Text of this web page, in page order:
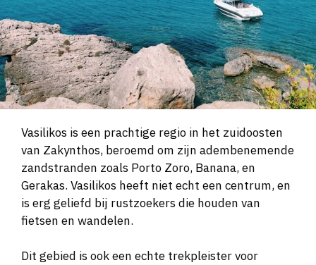
Vasilikos is een prachtige regio in het zuidoosten
van Zakynthos, beroemd om zijn adembenemende
zandstranden zoals Porto Zoro, Banana, en
Gerakas. Vasilikos heeft niet echt een centrum, en
is erg geliefd bij rustzoekers die houden van
fietsen en wandelen.
Dit gebied is ook een echte trekpleister voor